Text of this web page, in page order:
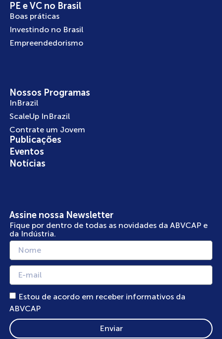
PE e VC no Brasil
Boas práticas
Investindo no Brasil
Empreendedorismo
Nossos Programas
InBrazil
ScaleUp InBrazil
Contrate um Jovem
Publicações
Eventos
Notícias
Assine nossa Newsletter
Fique por dentro de todas as novidades da ABVCAP e
da Indústria.
Estou de acordo em receber informativos da
ABVCAP
Enviar